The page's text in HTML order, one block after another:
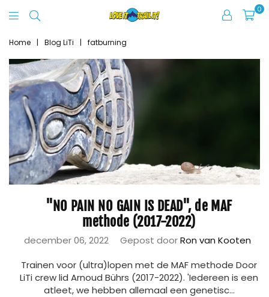
It
Trail
It
0
Home | Blog LiTi | fatburning
"NO PAIN NO GAIN IS DEAD", de MAF
methode (2017-2022)
december 06, 2022 Gepost doorRon van Kooten
Trainen voor (ultra)lopen met de MAF methode Door
LiTi crew lid Arnoud Bührs (2017-2022). 'Iedereen is een
atleet, we hebben allemaal een genetisc...